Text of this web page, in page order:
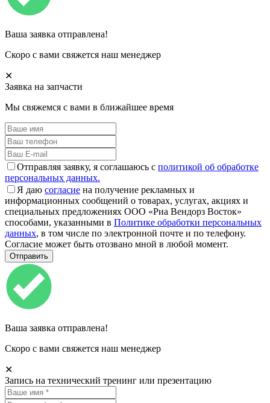
Ваша заявка отправлена!
Скоро с вами свяжется наш менеджер
✕
Заявка на запчасти
Мы свяжемся с вами в ближайшее время
Отправляя заявку, я соглашаюсь с политикой об обработке
персональных данных.
Я даю согласие на получение рекламных и
информационных сообщений о товарах, услугах, акциях и
специальных предложениях ООО «Риа Вендорз Восток»
способами, указанными в Политике обработки персональных
данных, в том числе по электронной почте и по телефону.
Согласие может быть отозвано мной в любой момент.
Ваша заявка отправлена!
Скоро с вами свяжется наш менеджер
✕
Запись на технический тренинг или презентацию